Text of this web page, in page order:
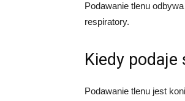
Podawanie tlenu
respiratory.
Kiedy podaje
Podawanie tlenu jest